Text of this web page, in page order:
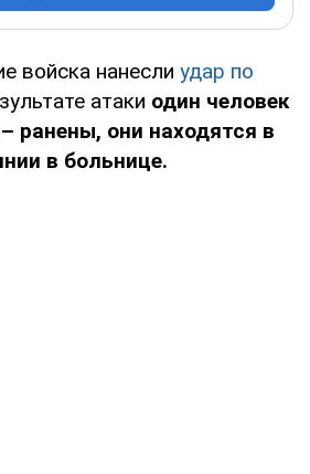
войска нанесли удар по
атаки один человек
ранены, они находятся в
в больнице.